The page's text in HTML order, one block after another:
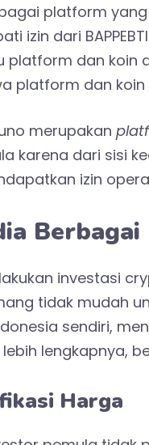
platform
izin dari
platform dan koin
platform dan
merupakan
karena dari sisi
izin
investasi
tidak mudah
sendiri,
lebih lengkapnya,
Harga